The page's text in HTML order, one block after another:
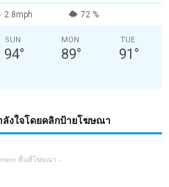
2.8mph 72 %
SUN
94°
MON
89°
TUE
91 °
งใจโดยคลิกป้ายโฆษณา
พื้นที่โฆษณา -